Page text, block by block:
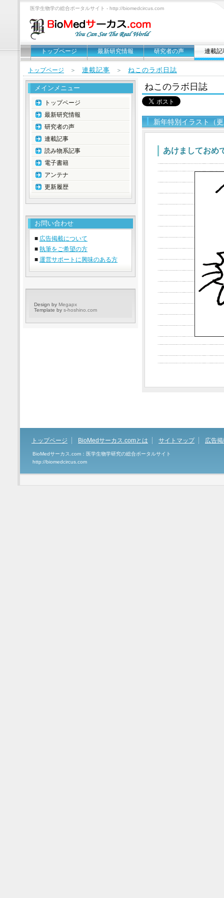
医学生物学の総合ポータルサイト - http://biomedcircus.com
トップページ 最新研究情報 研究者の声 連載記
トップページ ＞ 連載記事 ＞ ねこのラボ日誌
ねこのラボ日誌
新年特別イラスト（
あけましておめ
メインメニュー
トップページ
最新研究情報
研究者の声
連載記事
読み物系記事
電子書籍
アンテナ
更新履歴
お問い合わせ
■ 広告掲載について
■ 執筆をご希望の方
■ 運営サポートに興味のある方
Design by Megapx
Template by s-hoshino.com
トップページ BioMedサーカス.comとは サイトマップ 広告
BioMedサーカス.com：医学生物学研究の総合ポータルサイト
http://biomedcircus.com